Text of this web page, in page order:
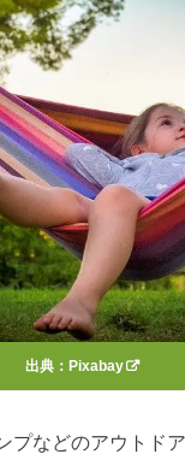
出典： Pixabay
プなどのアウトド